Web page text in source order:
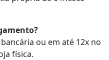
ou em até 12x no
física.